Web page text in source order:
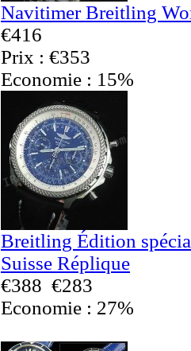
Navitimer Breitling
€416
Prix : €353
Economie : 15%
Breitling Édition
Suisse Réplique
€388 €283
Economie : 27%